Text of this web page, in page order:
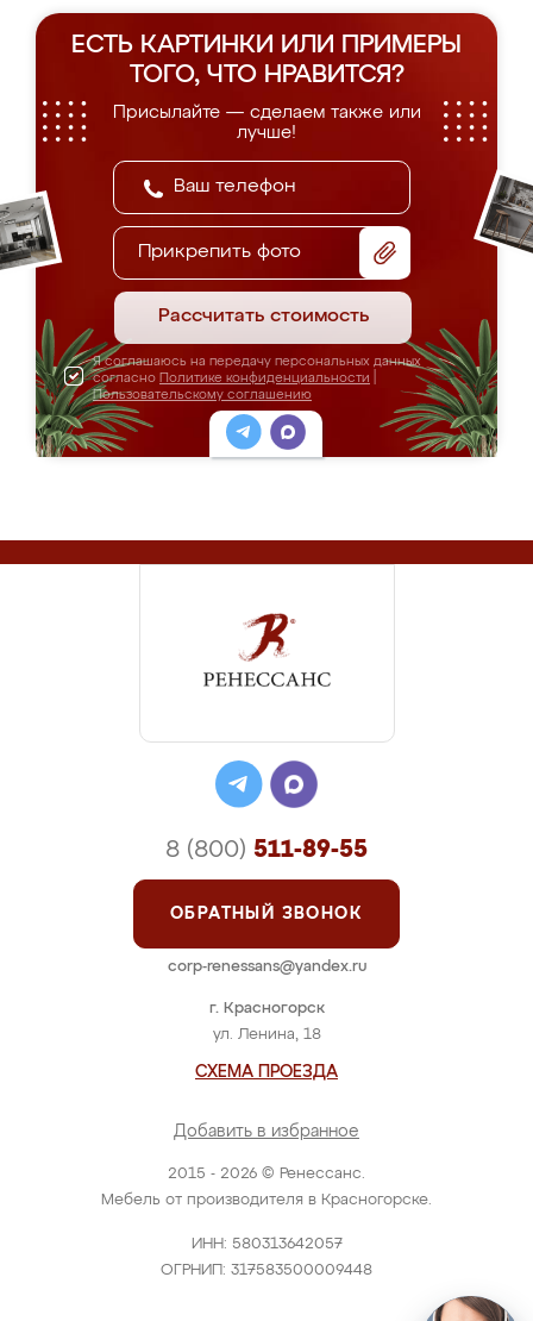
ЕСТЬ КАРТИНКИ ИЛИ ПРИМЕРЫ
ТОГО, ЧТО НРАВИТСЯ?
Присылайте — сделаем также или
лучше!
Прикрепить фото
Рассчитать стоимость
Я соглашаюсь на передачу персональных данных
согласно Политике конфиденциальности
Пользовательскому соглашению
2015 - 2026 © Ренессанс.
Мебель от производителя в Красногорске.
ИНН: 580313642057
ОГРНИП: 317583500009448
г. Красногорск
ул. Ленина, 18
СХЕМА ПРОЕЗДА
Добавить в избранное
8 (800) 511-89-55
ОБРАТНЫЙ ЗВОНОК
corp-renessans@yandex.ru